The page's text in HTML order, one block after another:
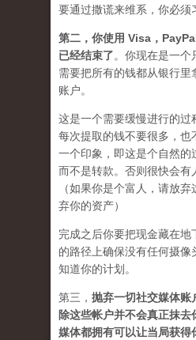
要通过撒谎来维系，你必须
第二， 你使用 Visa，
已经结束了。你现在是一个
需要把所有的钱都从银行里
账户。
这是一个需要缓慢进行的过
每次提取的钱不要很多，也
一个印象，即这是个自然的
而不是转款。否则很快会有
（如果你是个富人，请放
弃你的资产）
完成之后你要把现金藏在地
的路径上确保没有任何摄像
知道你的计划。
第三， 抛弃一切社交媒体账
除这些帐户并不会真正抹
媒体都拥有可以让当局获得